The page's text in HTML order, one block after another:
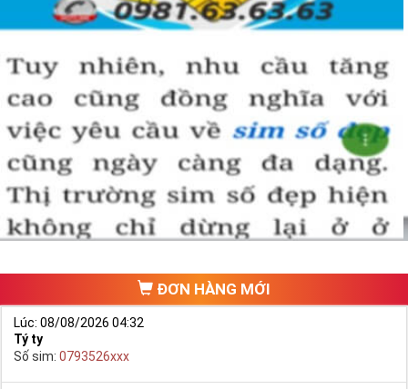
ĐƠN HÀNG MỚI
Lúc: 08/08/2026 04:32
Tý ty
Số sim: 0793526xxx